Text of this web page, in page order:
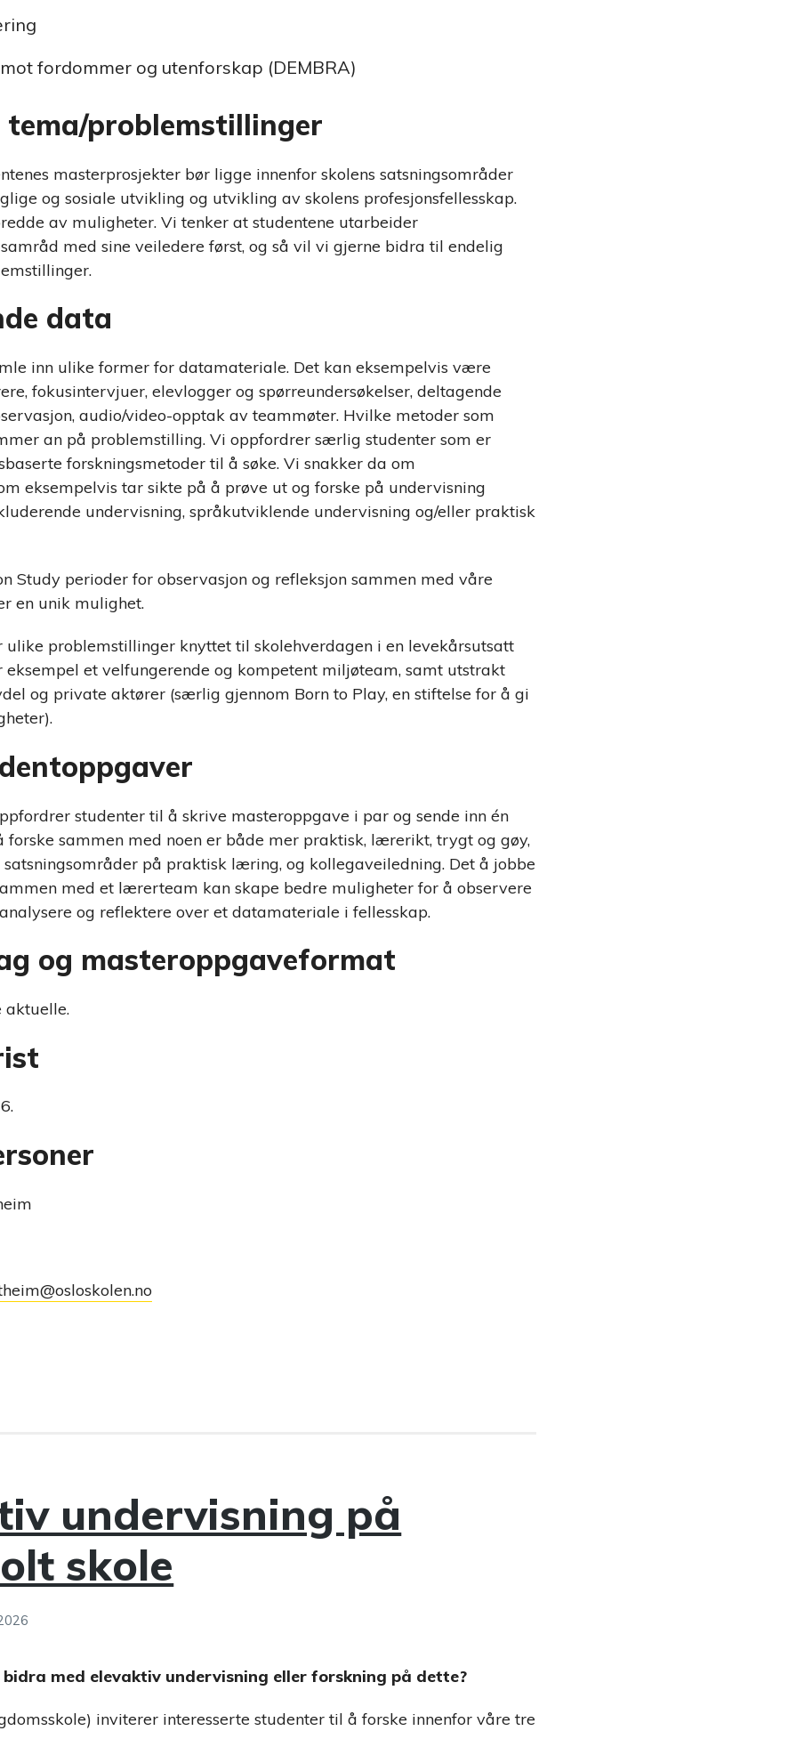
fordommer og utenforskap (DEMBRA)
problemstillinger
masterprosjekter bør ligge innenfor skolens satsningsområder
og sosiale utvikling og utvikling av skolens profesjonsfellesskap.
av muligheter. Vi tenker at studentene utarbeider
med sine veiledere først, og så vil vi gjerne bidra til endelig
data
inn ulike former for datamateriale. Det kan eksempelvis være
fokusintervjuer, elevlogger og spørreundersøkelser, deltagende
audio/video-opptak av teammøter. Hvilke metoder som
an på problemstilling. Vi oppfordrer særlig studenter som er
forskningsmetoder til å søke. Vi snakker da om
eksempelvis tar sikte på å prøve ut og forske på undervisning
undervisning, språkutviklende undervisning og/eller praktisk
Study perioder for observasjon og refleksjon sammen med våre
en unik mulighet.
ulike problemstillinger knyttet til skolehverdagen i en levekårsutsatt
eksempel et velfungerende og kompetent miljøteam, samt utstrakt
og private aktører (særlig gjennom Born to Play, en stiftelse for å gi
studenter til å skrive masteroppgave i par og sende inn én
forske sammen med noen er både mer praktisk, lærerikt, trygt og gøy,
på praktisk læring, og kollegaveiledning. Det å jobbe
med et lærerteam kan skape bedre muligheter for å observere
og reflektere over et datamateriale i fellesskap.
og masteroppgaveformat
aktuelle.
undervisning på
skole
med elevaktiv undervisning eller forskning på dette?
inviterer interesserte studenter til å forske innenfor våre tre